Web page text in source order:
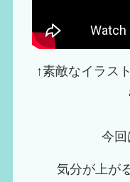
↑素敵なイラス
今回
気分が上が